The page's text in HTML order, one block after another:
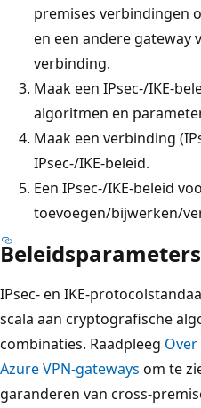
premises verbindingen
en een andere gateway
verbinding.
Maak een IPsec-/IKE-
algoritmen en
Maak een verbinding
IPsec-/IKE-beleid.
Een IPsec-/IKE-beleid
toevoegen/bijwerken/
Beleidsparameters
IPsec- en IKE-
scala aan cryptografische
combinaties. Raadpleeg
Azure VPN-gateways om te
garanderen van cross-